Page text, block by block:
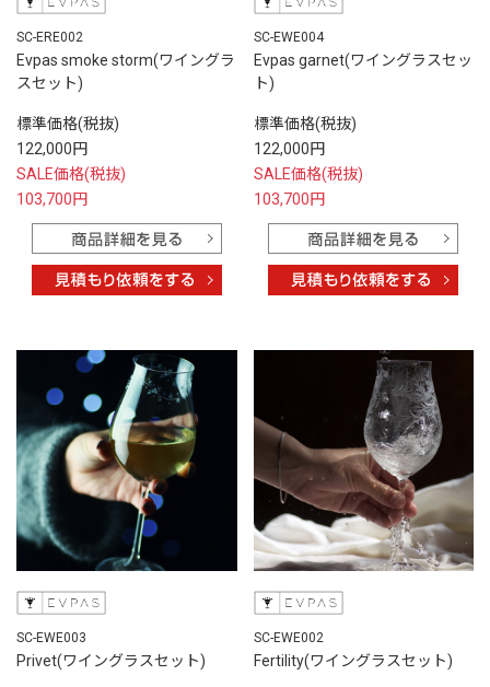
SC-ERE002
Evpas smoke storm(ワイングラ
スセット)
標準価格(税抜)
122,000円
SALE価格(税抜)
103,700円
SC-EWE004
Evpas garnet(ワイングラスセッ
ト)
標準価格(税抜)
122,000円
SALE価格(税抜)
103,700円
SC-EWE003
Privet(ワイングラスセット)
SC-EWE002
Fertility(ワイングラスセット)